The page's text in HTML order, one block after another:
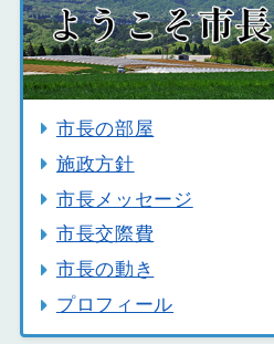
市長の部屋
施政方針
市長メッセージ
市長交際費
市長の動き
プロフィール